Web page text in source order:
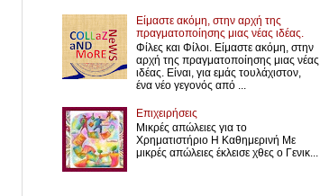
Είμαστε ακόμη, στην αρχή της
πραγματοποίησης μιας νέας ιδέας.
Φίλες και Φίλοι. Είμαστε ακόμη, στην
αρχή της πραγματοποίησης μιας νέας
ιδέας. Είναι, για εμάς τουλάχιστον,
ένα νέο γεγονός από ...
Επιχειρήσεις
Μικρές απώλειες για το
Χρηματιστήριο Η Καθημερινή Με
μικρές απώλειες έκλεισε χθες ο Γενικ...